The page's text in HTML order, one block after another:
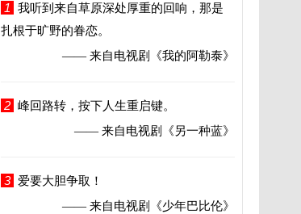
1
我听到来自草原深处厚重的回响，那是
扎根于旷野的眷恋。
—— 来自电视剧
《我的阿勒泰》
2 峰回路转，按下人生重启键。
—— 来自电视剧
《另一种蓝》
3
爱要大胆争取！
—— 来自电视剧
《少年巴比伦》